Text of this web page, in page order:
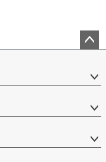
ップ